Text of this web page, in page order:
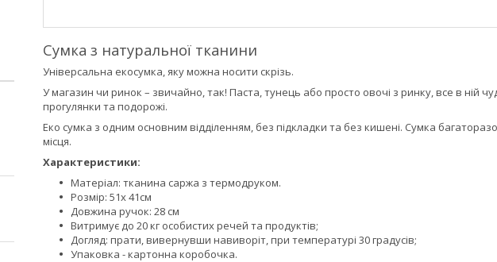
Сумка з натуральної тканини
Універсальна екосумка, яку можна носити скрізь.
У магазин чи ринок – звичайно, так! Паста, тунець або просто овочі з ринку, все в ній
прогулянки та подорожі.
Еко сумка з одним основним відділенням, без підкладки та без кишені. Сумка
місця.
Характеристики:
Матеріал: тканина саржа з ​​термодруком.
Розмір: 51х 41см
Довжина ручок: 28 см
Витримує до 20 кг особистих речей та продуктів;
Догляд: прати, вивернувши навиворіт, при температурі 30 градусів;
Упаковка - картонна коробочка.